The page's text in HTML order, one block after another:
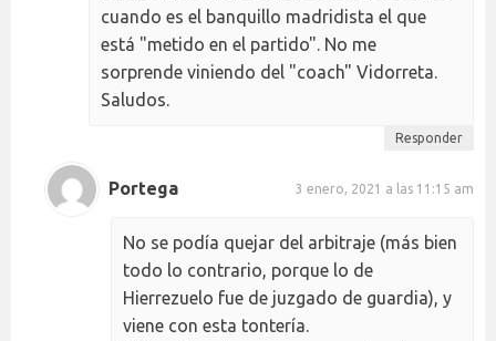
cuando es el banquillo madridista el que
está "metido en el partido". No me
sorprende viniendo del "coach" Vidorreta.
Saludos.
Responder
Portega 3 enero, 2021 a las 11:15 am
No se podía quejar del arbitraje (más bien
todo lo contrario, porque lo de
Hierrezuelo fue de juzgado de guardia), y
viene con esta tontería.